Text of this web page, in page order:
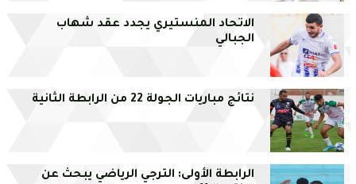
الاتحاد المنستيري يجدد عقد شهاب
الجبالي
نتائج مباريات الجولة 22 من الرابطة الثانية
الرابطة الأولى: الترجي الرياضي يبحث عن